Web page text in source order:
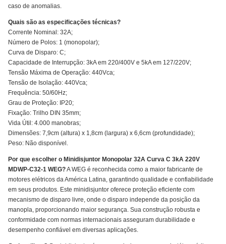
caso de anomalias.
Quais são as especificações técnicas?
Corrente Nominal: 32A;
Número de Polos: 1 (monopolar);
Curva de Disparo: C;
Capacidade de Interrupção: 3kA em 220/400V e 5kA em 127/220V;
Tensão Máxima de Operação: 440Vca;
Tensão de Isolação: 440Vca;
Frequência: 50/60Hz;
Grau de Proteção: IP20;
Fixação: Trilho DIN 35mm;
Vida Útil: 4.000 manobras;
Dimensões: 7,9cm (altura) x 1,8cm (largura) x 6,6cm (profundidade);
Peso: Não disponível.
Por que escolher o Minidisjuntor Monopolar 32A Curva C 3kA 220V
MDWP-C32-1 WEG?A WEG é reconhecida como a maior fabricante de
motores elétricos da América Latina, garantindo qualidade e confiabilidade
em seus produtos. Este minidisjuntor oferece proteção eficiente com
mecanismo de disparo livre, onde o disparo independe da posição da
manopla, proporcionando maior segurança. Sua construção robusta e
conformidade com normas internacionais asseguram durabilidade e
desempenho confiável em diversas aplicações.